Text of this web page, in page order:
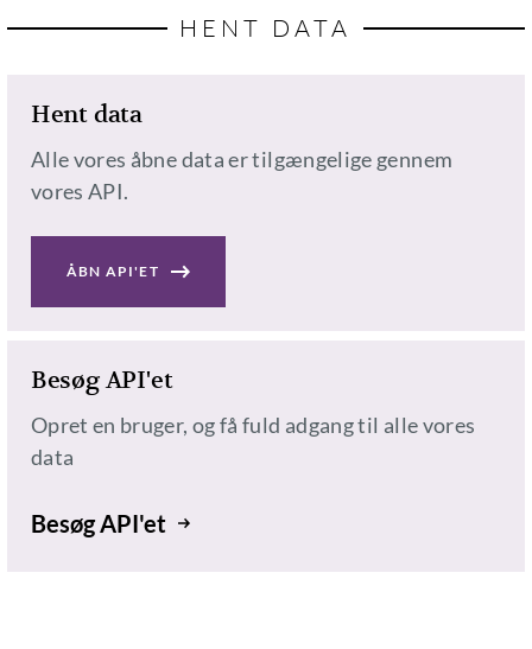
HENT DATA
Hent data
Alle vores åbne data er tilgængelige gennem
vores API.
ÅBN API'ET
Besøg API'et
Opret en bruger, og få fuld adgang til alle vores
data
Besøg API'et